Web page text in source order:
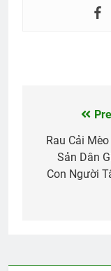
hướng
bài
Rau Cải
Sản Dân
Con Người